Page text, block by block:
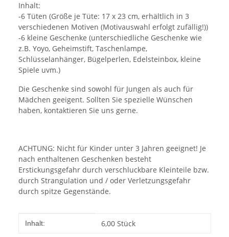
Inhalt:
-6 Tüten (Größe je Tüte: 17 x 23 cm, erhältlich in 3
verschiedenen Motiven (Motivauswahl erfolgt zufällig!))
-6 kleine Geschenke (unterschiedliche Geschenke wie
z.B. Yoyo, Geheimstift, Taschenlampe,
Schlüsselanhänger, Bügelperlen, Edelsteinbox, kleine
Spiele uvm.)
Die Geschenke sind sowohl für Jungen als auch für
Mädchen geeigent. Sollten Sie spezielle Wünschen
haben, kontaktieren Sie uns gerne.
ACHTUNG: Nicht für Kinder unter 3 Jahren geeignet! Je
nach enthaltenen Geschenken besteht
Erstickungsgefahr durch verschluckbare Kleinteile bzw.
durch Strangulation und / oder Verletzungsgefahr
durch spitze Gegenstände.
Produkteigenschaft
Wert
Inhalt: 6,00 Stück